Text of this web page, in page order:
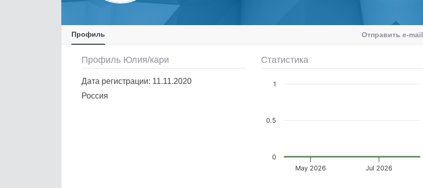
Профиль Отправить e-mail
Профиль Юлия/кари
Дата регистрации: 11.11.2020
Россия
Статистика
May 2026 Jul 2026
0
0.5
1